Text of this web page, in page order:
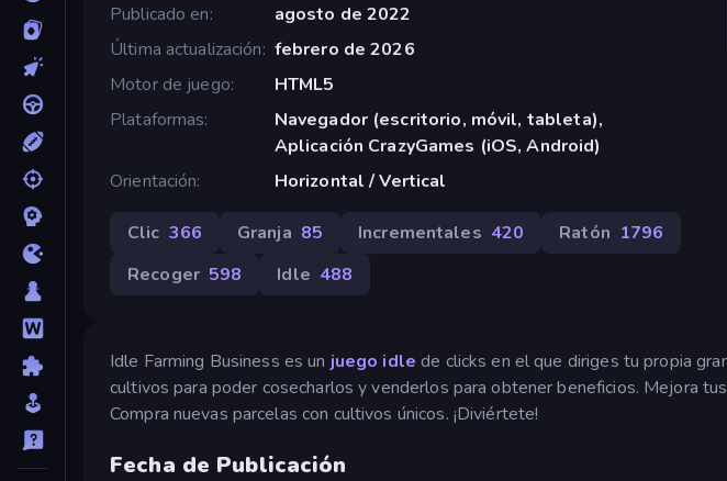
Publicado en
agosto de 2022
Última actualización febrero de 2026
Motor de juego
HTML5
Plataformas
Navegador (escritorio, móvil, tableta),
Aplicación CrazyGames (iOS, Android)
Orientación
Horizontal / Vertical
Clic 366 Granja 85 Incrementales 420 Ratón 1796
Recoger 598 Idle 488
Idle Farming Business es un juego idle de clicks en el que diriges tu propia
cultivos para poder cosecharlos y venderlos para obtener beneficios. Mejora
Compra nuevas parcelas con cultivos únicos. ¡Diviértete!
Fecha de Publicación